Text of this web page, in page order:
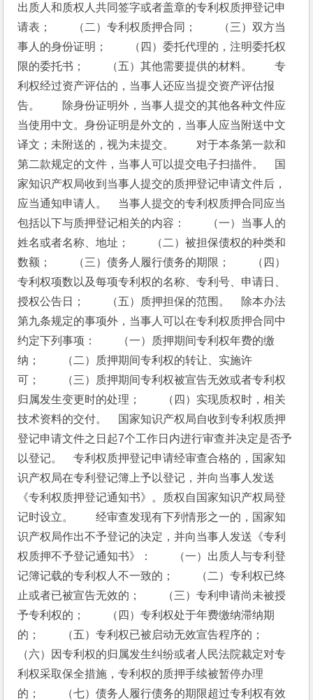
出质人和质权人共同签字或者盖章的专利权质押登记申
请表；　　（二）专利权质押合同；　　（三）双方当
事人的身份证明；　　（四）委托代理的，注明委托权
限的委托书；　　（五）其他需要提供的材料。　　专
利权经过资产评估的，当事人还应当提交资产评估报
告。　　除身份证明外，当事人提交的其他各种文件应
当使用中文。身份证明是外文的，当事人应当附送中文
译文；未附送的，视为未提交。　　对于本条第一款和
第二款规定的文件，当事人可以提交电子扫描件。　国
家知识产权局收到当事人提交的质押登记申请文件后，
应当通知申请人。　当事人提交的专利权质押合同应当
包括以下与质押登记相关的内容：　　（一）当事人的
姓名或者名称、地址；　　（二）被担保债权的种类和
数额；　　（三）债务人履行债务的期限；　　（四）
专利权项数以及每项专利权的名称、专利号、申请日、
授权公告日；　　（五）质押担保的范围。　除本办法
第九条规定的事项外，当事人可以在专利权质押合同中
约定下列事项：　　（一）质押期间专利权年费的缴
纳；　　（二）质押期间专利权的转让、实施许
可；　　（三）质押期间专利权被宣告无效或者专利权
归属发生变更时的处理；　　（四）实现质权时，相关
技术资料的交付。　国家知识产权局自收到专利权质押
登记申请文件之日起7个工作日内进行审查并决定是否予
以登记。　专利权质押登记申请经审查合格的，国家知
识产权局在专利登记簿上予以登记，并向当事人发送
《专利权质押登记通知书》。质权自国家知识产权局登
记时设立。　　经审查发现有下列情形之一的，国家知
识产权局作出不予登记的决定，并向当事人发送《专利
权质押不予登记通知书》：　　（一）出质人与专利登
记簿记载的专利权人不一致的；　　（二）专利权已终
止或者已被宣告无效的；　　（三）专利申请尚未被授
予专利权的；　　（四）专利权处于年费缴纳滞纳期
的；　　（五）专利权已被启动无效宣告程序的；
（六）因专利权的归属发生纠纷或者人民法院裁定对专
利权采取保全措施，专利权的质押手续被暂停办理
的；　　（七）债务人履行债务的期限超过专利权有效